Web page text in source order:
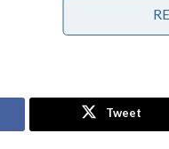
വശങ്ങൾ ;
ആയുധമാക്കുമ്പോൾ
Tweet